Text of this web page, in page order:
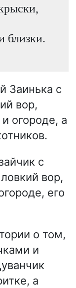
близки.
Заинька с
вор,
огороде, а
с
вор,
его
о том,
и
а